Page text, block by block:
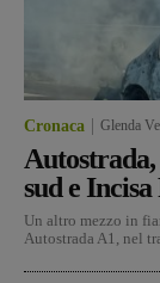
Cronaca Glenda
sud e
Un altro mezzo in
Autostrada A1, nel